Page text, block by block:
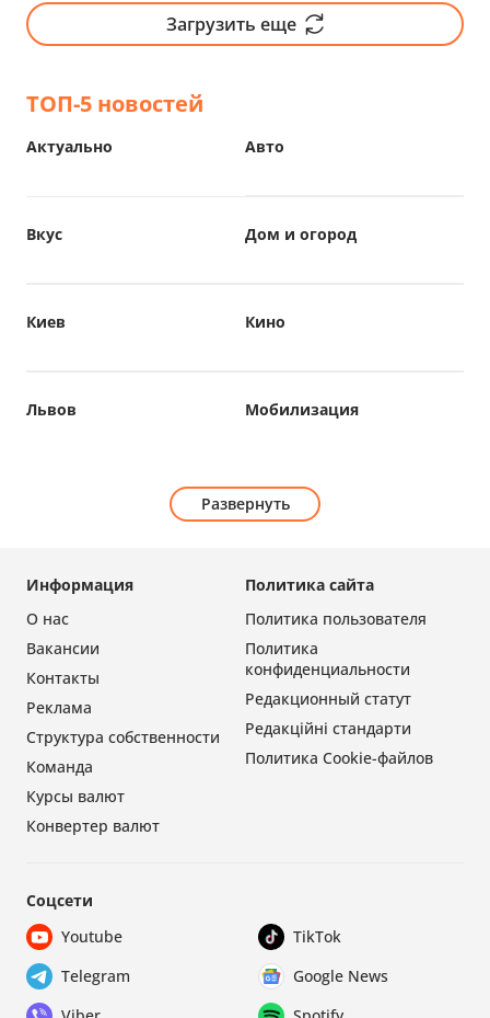
Загрузить еще
ТОП-5 новостей
Авто
Актуально
Вкус Дом и огород
Киев Кино
Львов Мобилизация
Развернуть
Политика сайта
Политика пользователя
Политика
конфиденциальности
Редакционный статут
Редакційні стандарти
Политика Cookie-файлов
Информация
О нас
Вакансии
Контакты
Реклама
Структура собственности
Команда
Курсы валют
Конвертер валют
Соцсети
Youtube
TikTok
Telegram
Google News